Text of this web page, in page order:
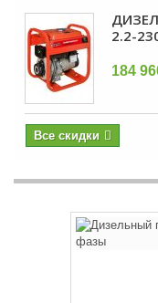
2.2-
184
Все скидки